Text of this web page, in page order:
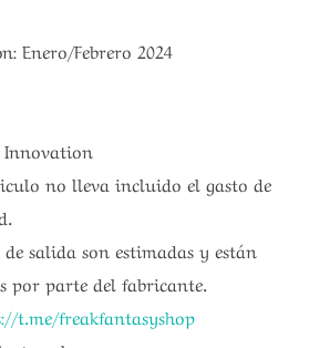
Enero/Febrero 2024
Innovation
no lleva incluido el gasto de
de salida son estimadas y están
por parte del fabricante.
t.me/freakfantasyshop